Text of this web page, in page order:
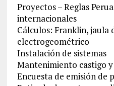
Proyectos – Reglas
internacionales
Cálculos: Franklin, jaula
electrogeométrico
Instalación de sistemas
Mantenimiento castigo
Encuesta de emisión de